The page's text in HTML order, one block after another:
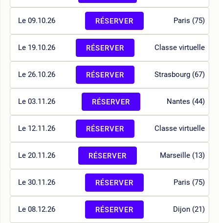
Le 09.10.26 Paris (75)
RÉSERVER
Le 19.10.26 Classe virtuelle
RÉSERVER
Le 26.10.26 Strasbourg (67)
RÉSERVER
Le 03.11.26 Nantes (44)
RÉSERVER
Le 12.11.26 Classe virtuelle
RÉSERVER
Le 20.11.26 Marseille (13)
RÉSERVER
Le 30.11.26 Paris (75)
RÉSERVER
Le 08.12.26 Dijon (21)
RÉSERVER